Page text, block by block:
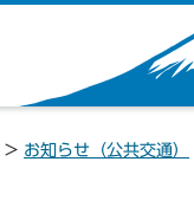
> お知らせ（公共交通）